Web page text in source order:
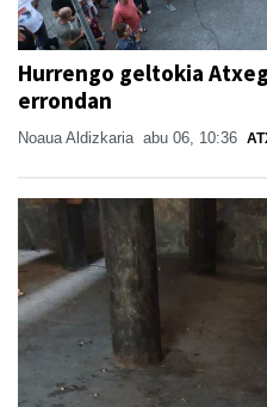
Hurrengo geltokia
errondan
Noaua Aldizkaria abu 06, 10:36